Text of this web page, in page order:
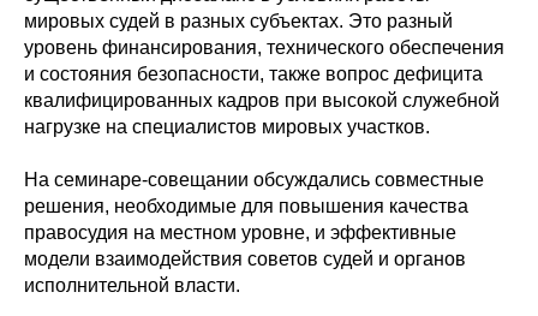
мировых судей в разных субъектах. Это разный
уровень финансирования, технического обеспечения
и состояния безопасности, также вопрос дефицита
квалифицированных кадров при высокой служебной
нагрузке на специалистов мировых участков.
На семинаре‑совещании обсуждались совместные
решения, необходимые для повышения качества
правосудия на местном уровне, и эффективные
модели взаимодействия советов судей и органов
исполнительной власти.